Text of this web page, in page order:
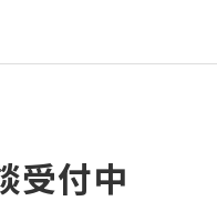
受付中